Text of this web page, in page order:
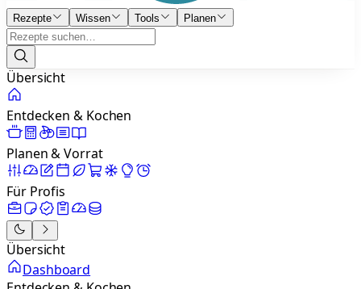
Rezepte Wissen Tools Planen
Übersicht
Entdecken & Kochen
Planen & Vorrat
Für Profis
Übersicht
Dashboard